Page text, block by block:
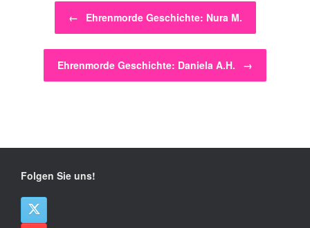
Beitragsnavigation
← Ehrenmorde Geschichte: Nura M.
Ehrenmorde Geschichte: Daniela A.H. →
Folgen Sie uns!